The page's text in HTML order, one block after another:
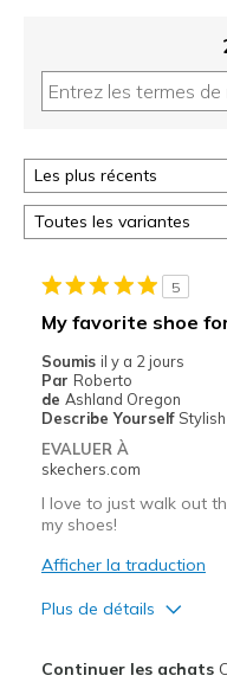
5
My favorite shoe
Soumis il y a 2 jours
Par Roberto
de Ashland Oregon
Describe Yourself Stylish
EVALUER À
skechers.com
I love to just walk out
my shoes!
Afficher la traduction
Plus de détails
Continuer les achats